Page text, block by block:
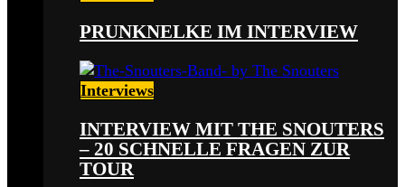
PRUNKNELKE IM INTERVIEW
Interviews
INTERVIEW MIT THE SNOUTERS
– 20 SCHNELLE FRAGEN ZUR
TOUR